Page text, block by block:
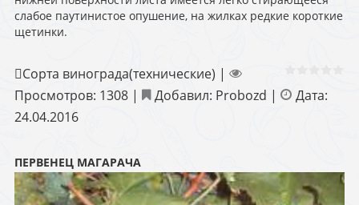
слабое паутинистое опушение, на жилках редкие короткие
щетинки.
Сорта винограда(технические) |
Просмотров: 1308 | Добавил: Probozd |
Дата:
24.04.2016
ПЕРВЕНЕЦ МАГАРАЧА